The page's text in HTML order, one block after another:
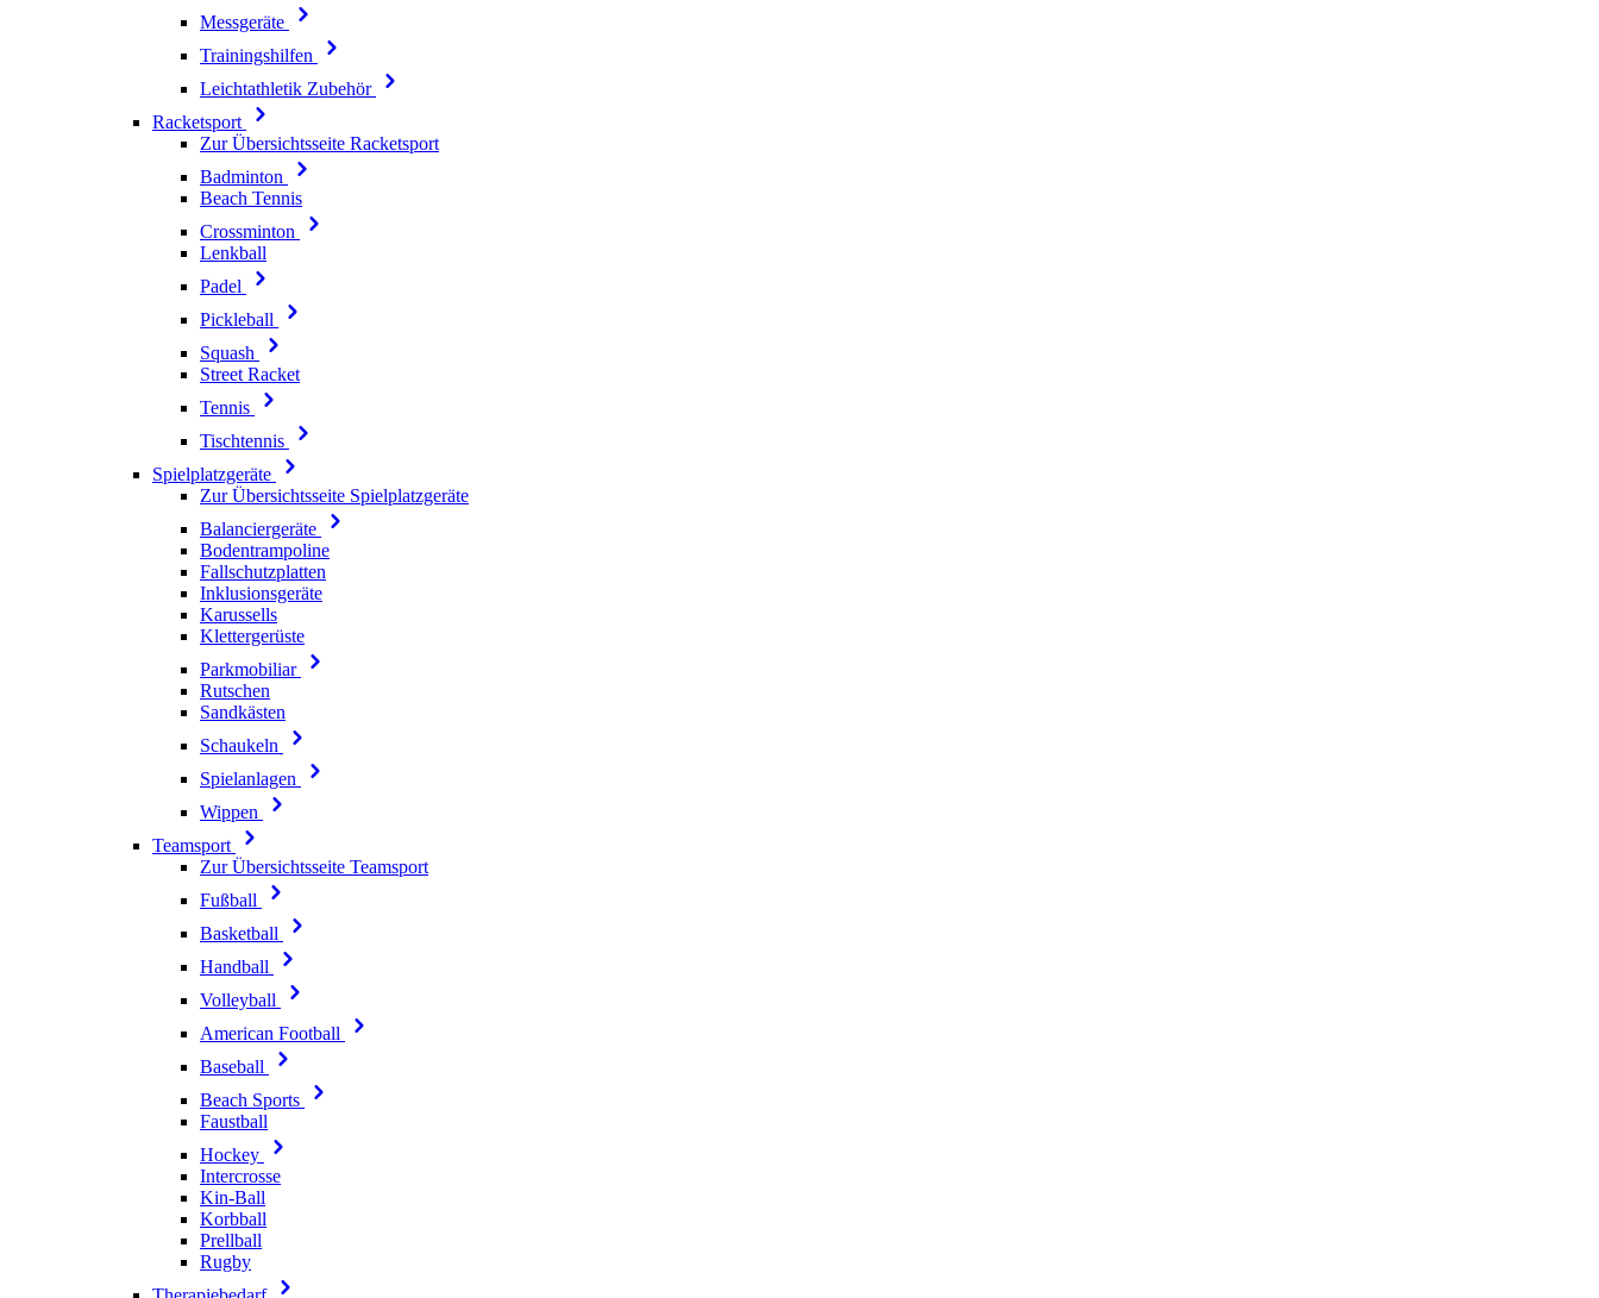
Messgeräte
Trainingshilfen
Leichtathletik Zubehör
Racketsport
Zur Übersichtsseite Racketsport
Badminton
Beach Tennis
Crossminton
Lenkball
Padel
Pickleball
Squash
Street Racket
Tennis
Tischtennis
Spielplatzgeräte
Zur Übersichtsseite Spielplatzgeräte
Balanciergeräte
Bodentrampoline
Fallschutzplatten
Inklusionsgeräte
Karussells
Klettergerüste
Parkmobiliar
Rutschen
Sandkästen
Schaukeln
Spielanlagen
Wippen
Teamsport
Zur Übersichtsseite Teamsport
Fußball
Basketball
Handball
Volleyball
American Football
Baseball
Beach Sports
Faustball
Hockey
Intercrosse
Kin-Ball
Korbball
Prellball
Rugby